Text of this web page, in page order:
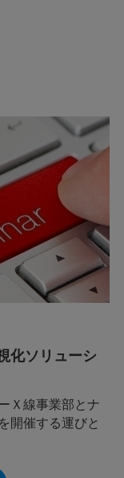
化ソリューシ
Ｘ線事業部とナ
開催する運びと